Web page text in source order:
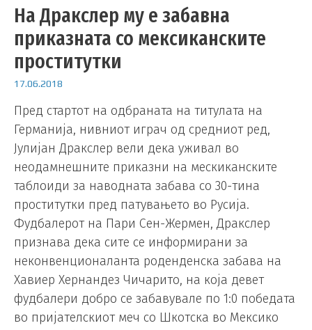
На Дракслер му е забавна
приказната со мексиканските
проститутки
17.06.2018
Пред стартот на одбраната на титулата на
Германија, нивниот играч од средниот ред,
Јулијан Дракслер вели дека уживал во
неодамнешните приказни на мескиканските
таблоиди за наводната забава со 30-тина
проститутки пред патувањето во Русија.
Фудбалерот на Пари Сен-Жермен, Дракслер
признава дека сите се информирани за
неконвенционаланта роденденска забава на
Хавиер Хернандез Чичарито, на која девет
фудбалери добро се забавувале по 1:0 победата
во пријателскиот меч со Шкотска во Мексико